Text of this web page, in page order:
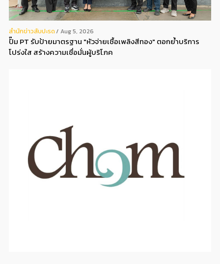
สํานักข่าวสับปะรด Aug 5, 2026
ปั๊ม PT รับป้ายมาตรฐาน "หัวจ่ายเชื้อเพลิงสีทอง" ตอกย้ำบริการ
โปร่งใส สร้างความเชื่อมั่นผู้บริโภค